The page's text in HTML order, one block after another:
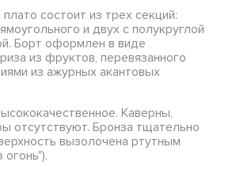
состоит из трех секций:
и двух с полукруглой
Борт оформлен в виде
из фруктов, перевязанного
из ажурных акантовых
Каверны,
отсутствуют. Бронза тщательно
вызолочена ртутным